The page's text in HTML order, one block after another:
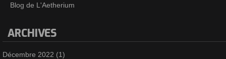
Blog de L'Aetherium
ARCHIVES
Décembre 2022 (1)